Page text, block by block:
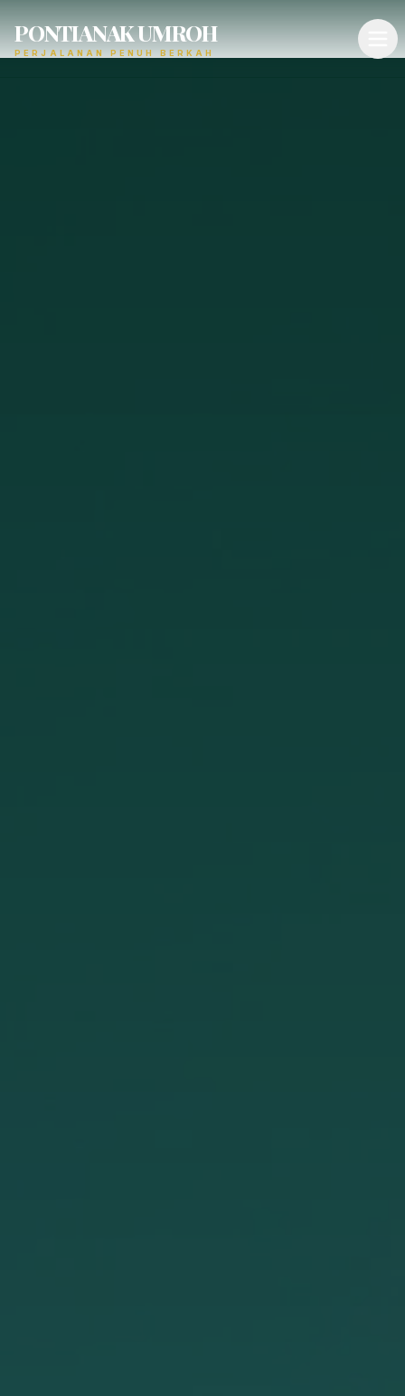
PONTIANAK UMROH
PERJALANAN PENUH BERKAH